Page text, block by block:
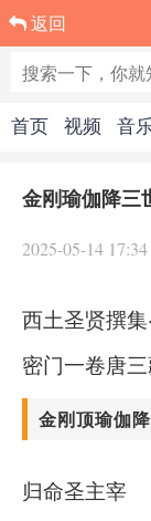
返回
首页 视频 音
金刚瑜伽降三
2025-05-14 17:34
西土圣贤撰
密门一卷唐
金刚顶瑜伽
归命圣主